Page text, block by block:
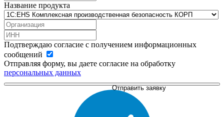
Название продукта
Подтверждаю согласие с получением информационных
сообщений
Отправляя форму, вы даете согласие на обработку
персональных данных
Отправить заявку